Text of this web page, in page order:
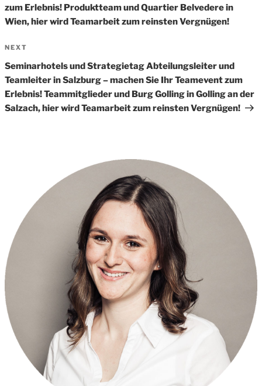
zum Erlebnis! Produktteam und Quartier Belvedere in
Wien, hier wird Teamarbeit zum reinsten Vergnügen!
Next
Post
NEXT
Seminarhotels und Strategietag Abteilungsleiter und
Teamleiter in Salzburg – machen Sie Ihr Teamevent zum
Erlebnis! Teammitglieder und Burg Golling in Golling an der
Salzach, hier wird Teamarbeit zum reinsten Vergnügen!